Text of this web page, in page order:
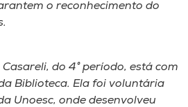
o reconhecimento do
do 4° período, está com
Biblioteca. Ela foi voluntária
Unoesc, onde desenvolveu